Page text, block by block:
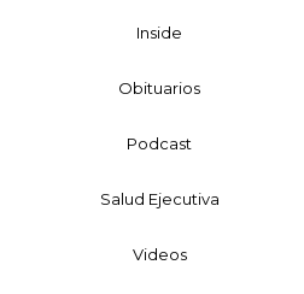
Inside
Obituarios
Podcast
Salud Ejecutiva
Videos